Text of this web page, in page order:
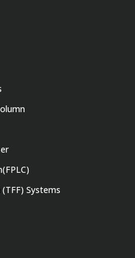
Systems